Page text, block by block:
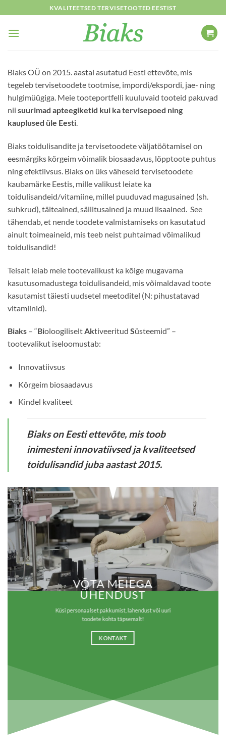
to
content
KVALITEETSED TERVISETOOTED EESTIST
Biaks OÜ on 2015. aastal asutatud Eesti ettevõte, mis
tegeleb tervisetoodete tootmise, impordi/ekspordi, jae- ning
hulgimüügiga. Meie tooteportfelli kuuluvaid tooteid pakuvad
nii suurimad apteegiketid kui ka tervisepoed ning
kauplused üle Eesti.
Biaks toidulisandite ja tervisetoodete väljatöötamisel on
eesmärgiks kõrgeim võimalik biosaadavus, lõpptoote puhtus
ning efektiivsus. Biaks on üks väheseid tervisetoodete
kaubamärke Eestis, mille valikust leiate ka
toidulisandeid/vitamiine, millel puuduvad magusained (sh.
suhkrud), täiteained, säilitusained ja muud lisaained. See
tähendab, et nende toodete valmistamiseks on kasutatud
ainult toimeaineid, mis teeb neist puhtaimad võimalikud
toidulisandid!
Teisalt leiab meie tootevalikust ka kõige mugavama
kasutusomadustega toidulisandeid, mis võimaldavad toote
kasutamist täiesti uudsetel meetoditel (N: pihustatavad
vitamiinid).
Biaks – “BioloogiliseltAktiveeritud Süsteemid” –
tootevalikut iseloomustab:
Innovatiivsus
Kõrgeim biosaadavus
Kindel kvaliteet
Biaks on Eesti ettevõte, mis toob
inimesteni innovatiivsed ja kvaliteetsed
toidulisandid juba aastast 2015.
VÕTA MEIEGA
ÜHENDUST
Küsi personaalset pakkumist, lahendust või uuri
toodete kohta täpsemalt!
KONTAKT